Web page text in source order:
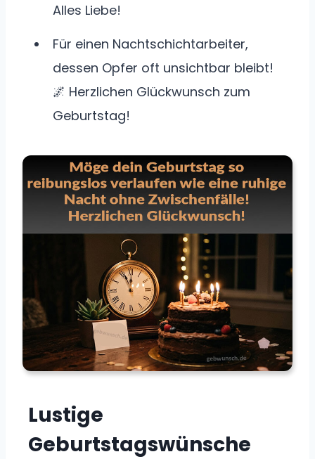
Alles Liebe!
Für einen Nachtschichtarbeiter,
dessen Opfer oft unsichtbar bleibt!
🌌 Herzlichen Glückwunsch zum
Geburtstag!
Lustige
Geburtstagswünsche